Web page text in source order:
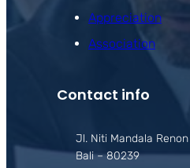
Appreciation
Association
Contact info
Jl. Niti Mandala
Bali – 80239